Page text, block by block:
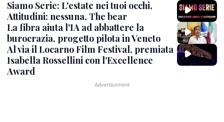
Siamo Serie: L'estate nei tuoi occhi,
Attitudini: nessuna, The bear
La fibra aiuta l'IA ad abbattere la
burocrazia, progetto pilota in Veneto
Al via il Locarno Film Festival, premiata
Isabella Rossellini con l'Excellence
Award